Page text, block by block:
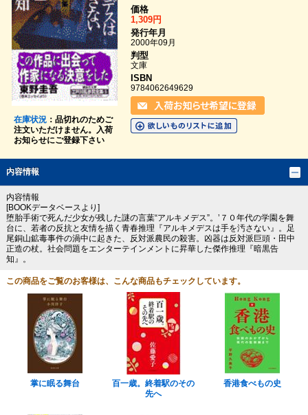
在庫状況：品切れのためご
注文いただけません。入荷
お知らせにご登録下さい
価格
1,309円
発行年月
2000年09月
判型
文庫
ISBN
9784062649629
内容情報
内容情報
[BOOKデータベースより]
堕胎手術で死んだ少女が残した謎の言葉“アルキメデス”。’７０年代の学園を舞
台に、若者の反抗と友情を描く青春推理『アルキメデスは手を汚さない』。足
尾銅山鉱毒事件の渦中に起きた、反対派農民の殺害。凶器は反対派巨頭・田中
正造の杖。社会問題をエンターテインメントに昇華した傑作推理『暗黒告
知』。
この商品をご覧のお客様は、こんな商品もチェックしています。
掌に眠る舞台
百一歳。終着駅のその
先へ
香港食べもの史